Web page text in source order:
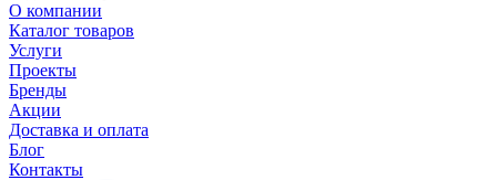
О компании
Каталог товаров
Услуги
Проекты
Бренды
Акции
Доставка и оплата
Блог
Контакты